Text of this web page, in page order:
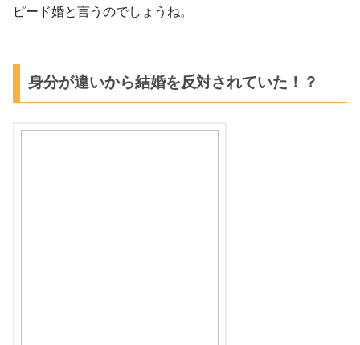
ピード婚と言うのでしょうね。
身分が違いから結婚を反対されていた！？